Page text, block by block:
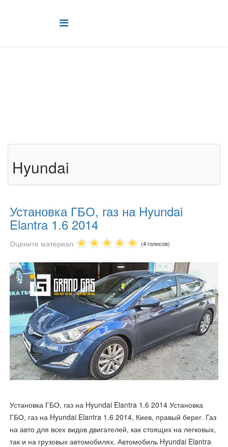
Hyundai
Установка ГБО, газ на Hyundai
Elantra 1.6 2014
Оцените материал (4 голосов)
Установка ГБО, газ на Hyundai Elantra 1.6 2014 Установка
ГБО, газ на Hyundai Elantra 1.6 2014, Киев, правый берег. Газ
на авто для всех видов двигателей, как стоящих на легковых,
так и на грузовых автомобилях. Автомобиль Hyundai Elantra